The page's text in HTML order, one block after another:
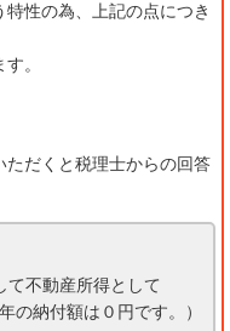
性の為、上記の点につき
。
ただくと税理士からの回答
て不動産所得として
の納付額は０円です。）